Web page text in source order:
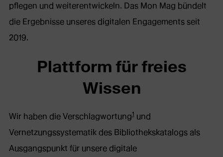
pflegen und weiterentwickeln. Das Mon Mag bündelt
die Ergebnisse unseres digitalen Engagements seit
2019.
Plattform für freies
Wissen
Wir haben die Verschlagwortung1und
Vernetzungssystematik des Bibliothekskatalogs als
Ausgangspunkt für unsere digitale